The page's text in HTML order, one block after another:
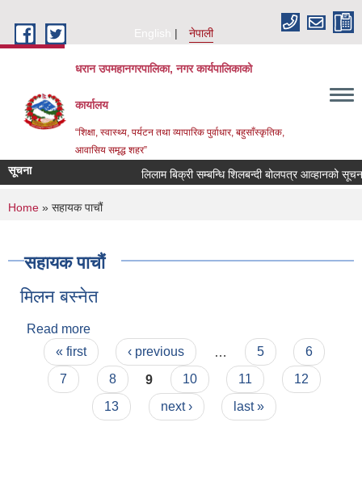
English
नेपाली
धरान उपमहानगरपालिका, नगर कार्यपालिकाको
कार्यालय
“शिक्षा, स्वास्थ्य, पर्यटन तथा व्यापारिक पुर्वाधार, बहुसाँस्कृतिक,
आवासिय समृद्ध शहर”
सूचना लिलाम बिक्री सम्बन्धि शिलबन्दी बोलपत्र आव्हानको
You are here
Home » सहायक पाचौं
सहायक पाचौं
मिलन बस्नेत
Read more
Pages
« first ‹ previous 5
6
7
8 9 10 11
12
13
next › last »